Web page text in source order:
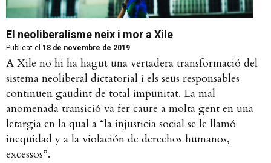
El neoliberalisme neix i mor a Xile
Publicat el 18 de novembre de 2019
A Xile no hi ha hagut una vertadera transformació del
sistema neoliberal dictatorial i els seus responsables
continuen gaudint de total impunitat. La mal
anomenada transició va fer caure a molta gent en una
letargia en la qual a “la injusticia social se le llamó
inequidad y a la violación de derechos humanos,
excessos”.